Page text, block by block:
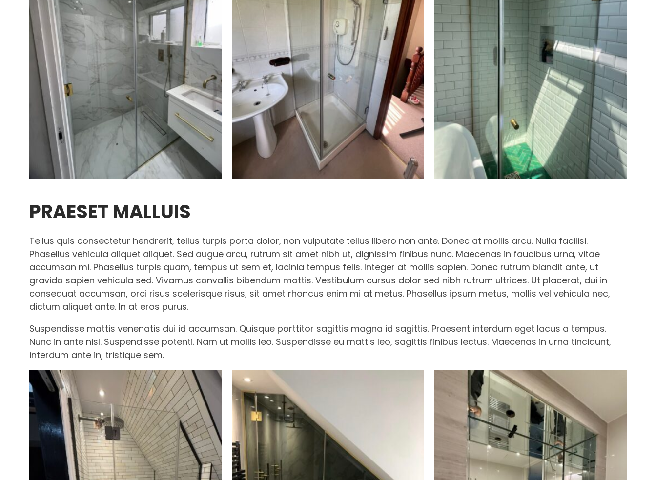
PRAESET MALLUIS
Tellus quis consectetur hendrerit, tellus turpis porta dolor, non vulputate tellus libero non ante. Donec at mollis arcu. Nulla facilisi.
Phasellus vehicula aliquet aliquet. Sed augue arcu, rutrum sit amet nibh ut, dignissim finibus nunc. Maecenas in faucibus urna, vitae
accumsan mi. Phasellus turpis quam, tempus ut sem et, lacinia tempus felis. Integer at mollis sapien. Donec rutrum blandit ante, ut
gravida sapien vehicula sed. Vivamus convallis bibendum mattis. Vestibulum cursus dolor sed nibh rutrum ultrices. Ut placerat, dui in
consequat accumsan, orci risus scelerisque risus, sit amet rhoncus enim mi at metus. Phasellus ipsum metus, mollis vel vehicula nec,
dictum aliquet ante. In at eros purus.
Suspendisse mattis venenatis dui id accumsan. Quisque porttitor sagittis magna id sagittis. Praesent interdum eget lacus a tempus.
Nunc in ante nisl. Suspendisse potenti. Nam ut mollis leo. Suspendisse eu mattis leo, sagittis finibus lectus. Maecenas in urna tincidunt,
interdum ante in, tristique sem.